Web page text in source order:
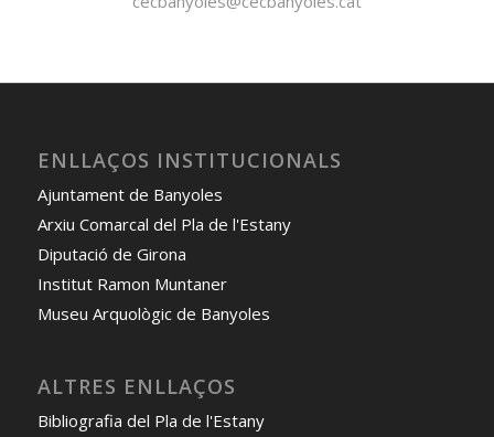
ENLLAÇOS INSTITUCIONALS
Ajuntament de Banyoles
Arxiu Comarcal del Pla de l'Estany
Diputació de Girona
Institut Ramon Muntaner
Museu Arquològic de Banyoles
ALTRES ENLLAÇOS
Bibliografia del Pla de l'Estany